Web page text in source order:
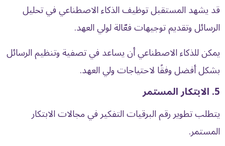
قد يشهد المستقبل توظيف الذكاء الاصطناعي في تحليل
الرسائل وتقديم توجيهات فعّالة لولي العهد.
يمكن للذكاء الاصطناعي أن يساعد في تصفية وتنظيم الرسائل
بشكل أفضل وفقًا لاحتياجات ولي العهد.
5. الابتكار المستمر
يتطلب تطوير رقم البرقيات التفكير في مجالات الابتكار
المستمر.